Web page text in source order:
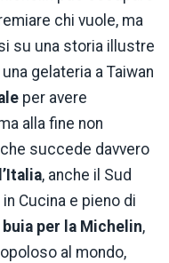
chi vuole, ma
su una storia illustre
gelateria a Taiwan
per avere
alla fine non
succede davvero
, anche il Sud
Cucina e pieno di
buia per la Michelin,
al mondo,